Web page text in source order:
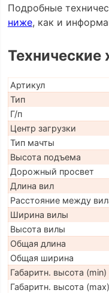
Подробные
ниже, как и
Технические
Артикул
Тип
Г/п
Центр загрузки
Тип мачты
Высота подъема
Дорожный просвет
Длина вил
Расстояние между
Ширина вилы
Высота вилы
Общая длина
Общая ширина
Габаритн. высота (min)
Габаритн. высота (max)